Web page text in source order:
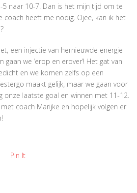
5 naar 10-7. Dan is het mijn tijd om te
coach heeft me nodig. Ojee, kan ik het
een injectie van hernieuwde energie
we ‘erop en erover’! Het gat van
en we komen zelfs op een
maakt gelijk, maar we gaan voor
onze laatste goal en winnen met 11-12.
coach Marijke en hopelijk volgen er
Pin It